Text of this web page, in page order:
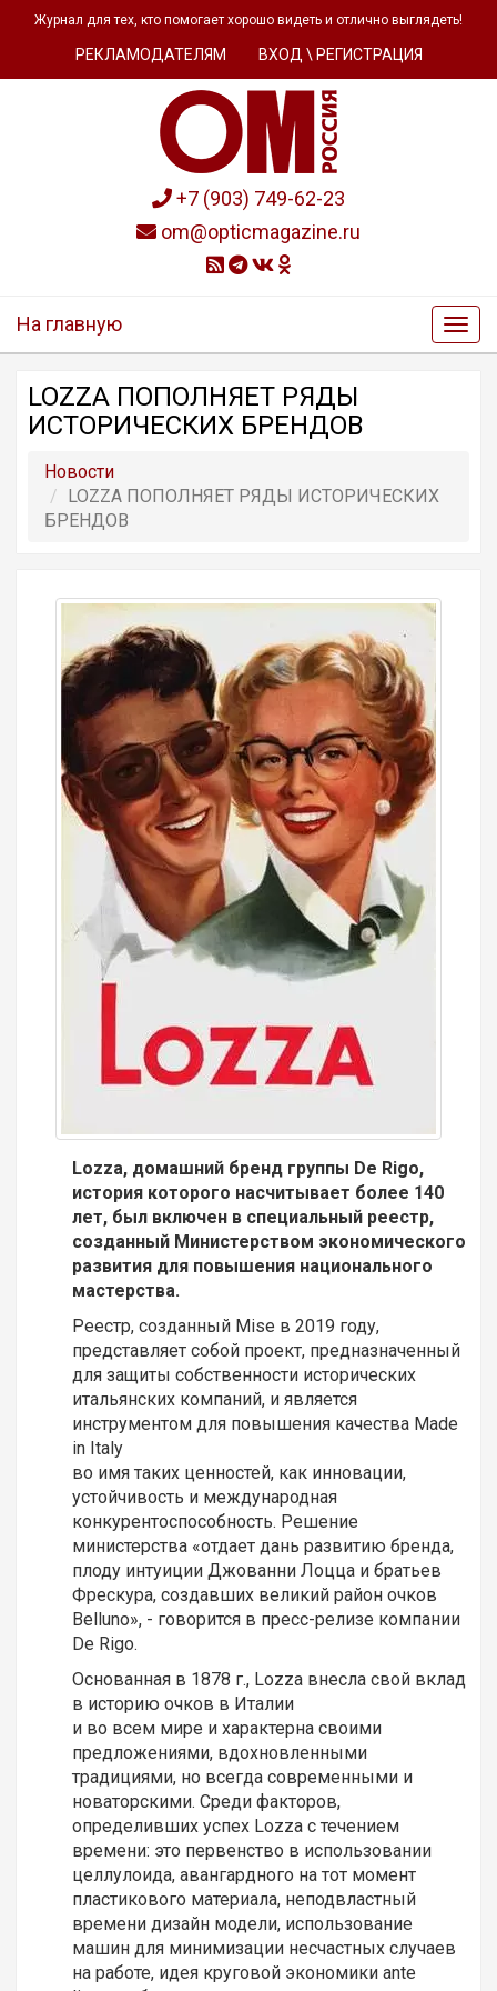
Журнал для тех, кто помогает хорошо видеть и отлично выглядеть!
РЕКЛАМОДАТЕЛЯМ ВХОД \ РЕГИСТРАЦИЯ
+7 (903) 749-62-23
om@opticmagazine.ru
На главную
LOZZA ПОПОЛНЯЕТ РЯДЫ
ИСТОРИЧЕСКИХ БРЕНДОВ
Новости
LOZZA ПОПОЛНЯЕТ РЯДЫ ИСТОРИЧЕСКИХ
БРЕНДОВ
Lozza, домашний бренд группы De Rigo,
история которого насчитывает более 140
лет, был включен в специальный реестр,
созданный Министерством экономического
развития для повышения национального
мастерства.
Реестр, созданный Mise в 2019 году,
представляет собой проект, предназначенный
для защиты собственности исторических
итальянских компаний, и является
инструментом для повышения качества Made
in Italy
во имя таких ценностей, как инновации,
устойчивость и международная
конкурентоспособность. Решение
министерства «отдает дань развитию бренда,
плоду интуиции Джованни Лоцца и братьев
Фрескура, создавших великий район очков
Belluno», - говорится в пресс-релизе компании
De Rigo.
Основанная в 1878 г., Lozza внесла свой вклад
в историю очков в Италии
и во всем мире и характерна своими
предложениями, вдохновленными
традициями, но всегда современными и
новаторскими. Среди факторов,
определивших успех Lozza с течением
времени: это первенство в использовании
целлулоида, авангардного на тот момент
пластикового материала, неподвластный
времени дизайн модели, использование
машин для минимизации несчастных случаев
на работе, идея круговой экономики ante